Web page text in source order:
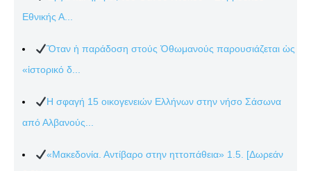
Εθνικής Α...
Ὅταν ἡ παράδοση στούς Ὀθωμανούς παρουσιάζεται ὡς
«ἱστορικό δ...
Η σφαγή 15 οικογενειών Ελλήνων στην νήσο Σάσωνα
από Αλβανούς...
«Μακεδονία. Αντίβαρο στην ηττοπάθεια» 1.5. [Δωρεάν